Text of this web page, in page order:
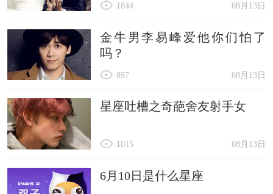
08月13日
1844
金牛男李易峰爱他你们怕了
吗？
08月13日
897
星座吐槽之奇葩舍友射手女
08月13日
1015
6月10日是什么星座